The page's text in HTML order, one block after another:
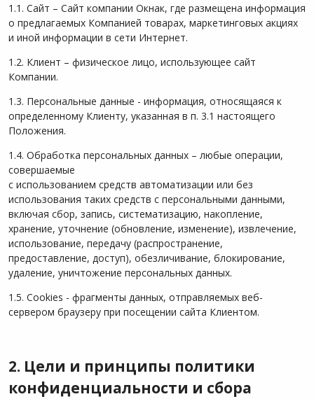
1.1. Сайт – Сайт компании Окнак, где размещена информация
о предлагаемых Компанией товарах, маркетинговых акциях
и иной информации в сети Интернет.
1.2. Клиент – физическое лицо, использующее сайт
Компании.
1.3. Персональные данные - информация, относящаяся к
определенному Клиенту, указанная в п. 3.1 настоящего
Положения.
1.4. Обработка персональных данных – любые операции,
совершаемые
с использованием средств автоматизации или без
использования таких средств с персональными данными,
включая сбор, запись, систематизацию, накопление,
хранение, уточнение (обновление, изменение), извлечение,
использование, передачу (распространение,
предоставление, доступ), обезличивание, блокирование,
удаление, уничтожение персональных данных.
1.5. Cookies - фрагменты данных, отправляемых веб-
сервером браузеру при посещении сайта Клиентом.
2. Цели и принципы политики
конфиденциальности и сбора